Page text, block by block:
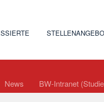
News BW-Intranet